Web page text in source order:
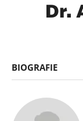
Dr.
BIOGRAFIE